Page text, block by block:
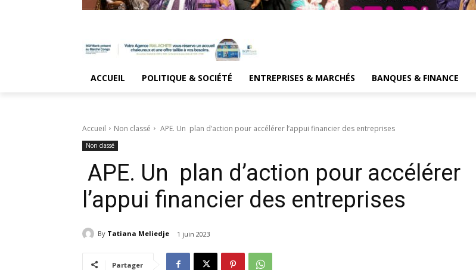
ACCUEIL POLITIQUE & SOCIÉTÉ ENTREPRISES & MARCHÉS BANQUES & FINANCE
Accueil Non classé APE. Un plan d’action pour accélérer l’appui financier des entreprises
Non classé
APE. Un plan d’action pour accélérer
l’appui financier des entreprises
By Tatiana Meliedje 1 juin 2023
Partager